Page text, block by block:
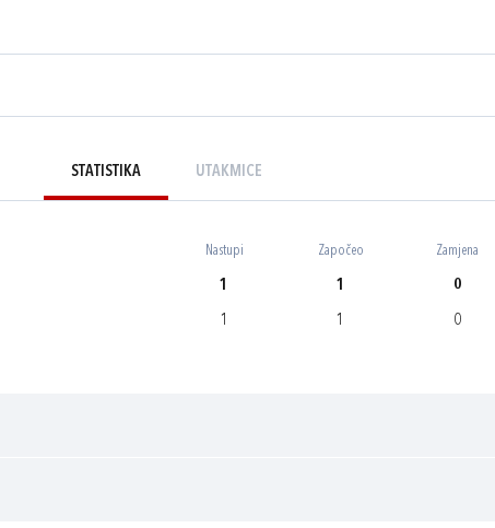
STATISTIKA UTAKMICE
Nastupi Započeo Zamjena
1 1 0
1 1 0